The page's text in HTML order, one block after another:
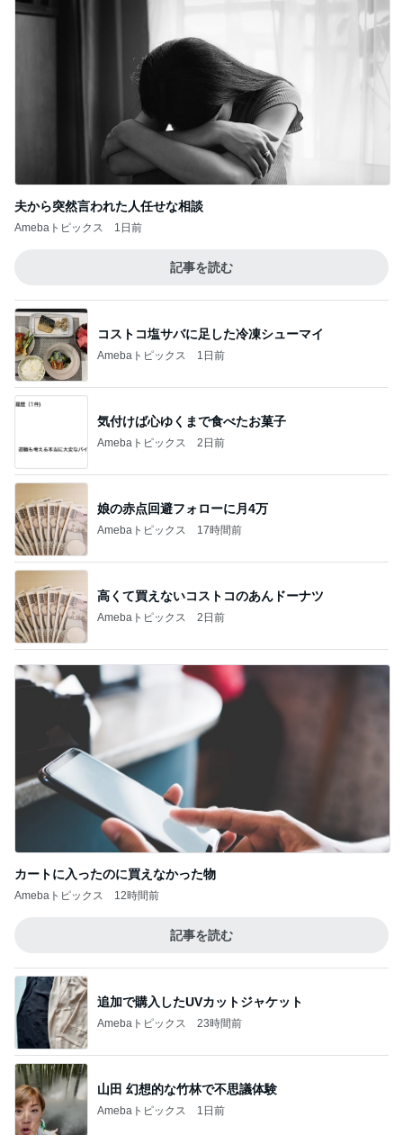
夫から突然言われた人任せな相談
Amebaトピックス 1日前
記事を読む
コストコ塩サバに足した冷凍シューマイ
Amebaトピックス 1日前
気付けば心ゆくまで食べたお菓子
Amebaトピックス 2日前
娘の赤点回避フォローに月4万
Amebaトピックス 17時間前
高くて買えないコストコのあんドーナツ
Amebaトピックス 2日前
カートに入ったのに買えなかった物
Amebaトピックス 12時間前
記事を読む
追加で購入したUVカットジャケット
Amebaトピックス 23時間前
山田 幻想的な竹林で不思議体験
Amebaトピックス 1日前